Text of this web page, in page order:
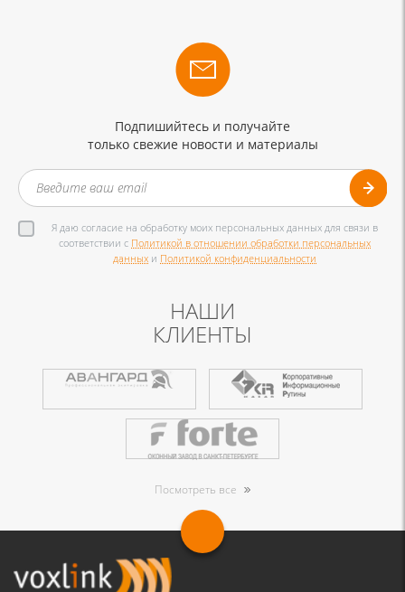
Подпишийтесь и получайте
только свежие новости и материалы
Я даю согласие на обработку моих персональных данных для связи в
соответствии с Политикой в отношении обработки персональных
данных и Политикой конфиденциальности
НАШИ
КЛИЕНТЫ
Посмотреть все